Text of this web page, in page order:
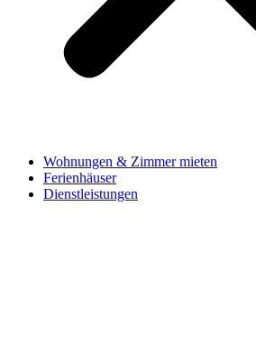
Wohnungen & Zimmer mieten
Ferienhäuser
Dienstleistungen